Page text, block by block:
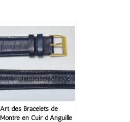
Art des Bracelets de
Montre en Cuir d’Anguille